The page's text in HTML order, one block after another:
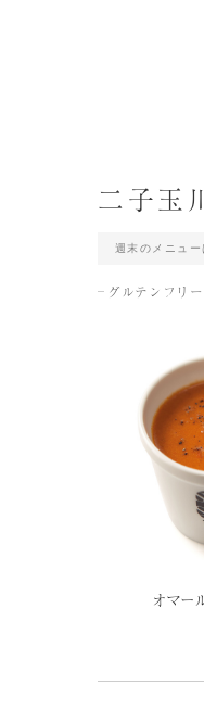
二子玉
週末のメニュ
グルテンフリー
オマー